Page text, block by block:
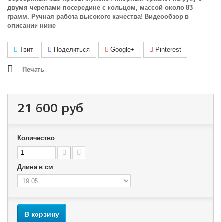
двумя черепами посередине с кольцом, массой около 83
грамм. Ручная работа высокого качества! Видеообзор в
описании ниже
Твит Поделиться Google+ Pinterest
Печать
21 600 руб
Количество
Длина в см
В корзину